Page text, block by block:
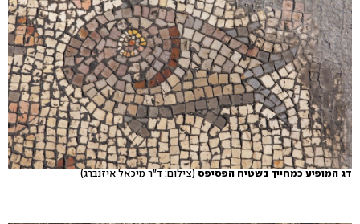
דג המופיע כמחייך בשטיח הפסיפס(צילום: ד"ר מיכאל איזנברג)